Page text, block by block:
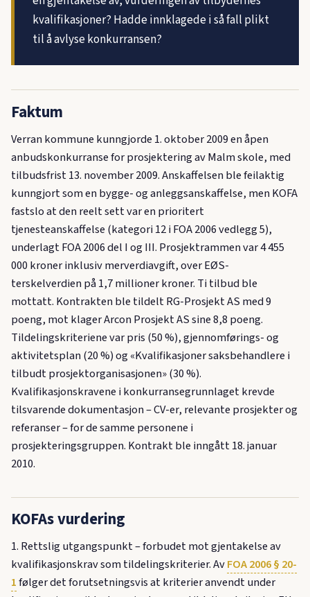
kvalifikasjoner? Hadde innklagede i så fall plikt
til å avlyse konkurransen?
Faktum
Verran kommune kunngjorde 1. oktober 2009 en åpen
anbudskonkurranse for prosjektering av Malm skole, med
tilbudsfrist 13. november 2009. Anskaffelsen ble feilaktig
kunngjort som en bygge- og anleggsanskaffelse, men KOFA
fastslo at den reelt sett var en prioritert
tjenesteanskaffelse (kategori 12 i FOA 2006 vedlegg 5),
underlagt FOA 2006 del I og III. Prosjektrammen var 4 455
000 kroner inklusiv merverdiavgift, over EØS-
terskelverdien på 1,7 millioner kroner. Ti tilbud ble
mottatt. Kontrakten ble tildelt RG-Prosjekt AS med 9
poeng, mot klager Arcon Prosjekt AS sine 8,8 poeng.
Tildelingskriteriene var pris (50 %), gjennomførings- og
aktivitetsplan (20 %) og «Kvalifikasjoner saksbehandlere i
tilbudt prosjektorganisasjonen» (30 %).
Kvalifikasjonskravene i konkurransegrunnlaget krevde
tilsvarende dokumentasjon – CV-er, relevante prosjekter og
referanser – for de samme personene i
prosjekteringsgruppen. Kontrakt ble inngått 18. januar
2010.
KOFAs vurdering
1. Rettslig utgangspunkt – forbudet mot gjentakelse av
kvalifikasjonskrav som tildelingskriterier. AvFOA 2006 § 20-
1følger det forutsetningsvis at kriterier anvendt under